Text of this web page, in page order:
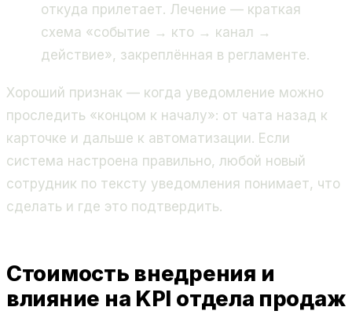
откуда прилетает. Лечение — краткая
схема «событие → кто → канал →
действие», закреплённая в регламенте.
Хороший признак — когда уведомление можно
проследить «концом к началу»: от чата назад к
карточке и дальше к автоматизации. Если
система настроена правильно, любой новый
сотрудник по тексту уведомления понимает, что
сделать и где это подтвердить.
Стоимость внедрения и
влияние на KPI отдела продаж